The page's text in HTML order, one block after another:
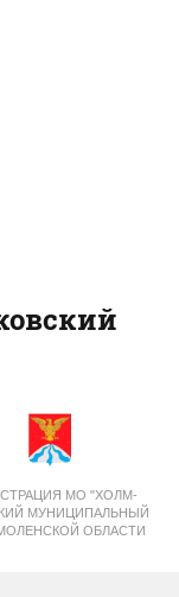
МО "ХОЛМ-
МУНИЦИПАЛЬНЫЙ
ОБЛАСТИ